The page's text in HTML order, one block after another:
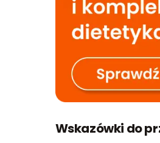
Wskazówki do